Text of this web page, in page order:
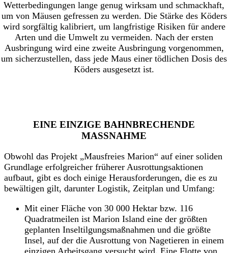
Wetterbedingungen lange genug wirksam und schmackhaft,
um von Mäusen gefressen zu werden. Die Stärke des Köders
wird sorgfältig kalibriert, um langfristige Risiken für andere
Arten und die Umwelt zu vermeiden. Nach der ersten
Ausbringung wird eine zweite Ausbringung vorgenommen,
um sicherzustellen, dass jede Maus einer tödlichen Dosis des
Köders ausgesetzt ist.
EINE EINZIGE BAHNBRECHENDE
MASSNAHME
Obwohl das Projekt „Mausfreies Marion“ auf einer soliden
Grundlage erfolgreicher früherer Ausrottungsaktionen
aufbaut, gibt es doch einige Herausforderungen, die es zu
bewältigen gilt, darunter Logistik, Zeitplan und Umfang:
Mit einer Fläche von 30 000 Hektar bzw. 116
Quadratmeilen ist Marion Island eine der größten
geplanten Inseltilgungsmaßnahmen und die größte
Insel, auf der die Ausrottung von Nagetieren in einem
einzigen Arbeitsgang versucht wird. Eine Flotte von